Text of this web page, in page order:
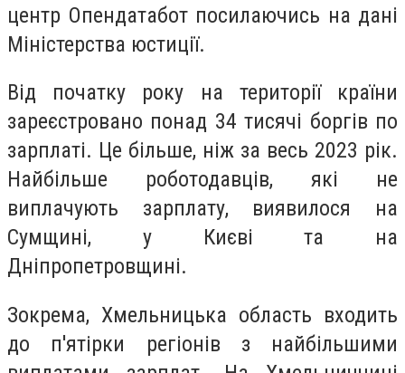
центр Опендатабот посилаючись на дані
Міністерства юстиції.
Від початку року на території країни
зареєстровано понад 34 тисячі боргів по
зарплаті. Це більше, ніж за весь 2023 рік.
Найбільше роботодавців, які не
виплачують зарплату, виявилося на
Сумщині, у Києві та на
Дніпропетровщині.
Зокрема, Хмельницька область входить
до п'ятірки регіонів з найбільшими